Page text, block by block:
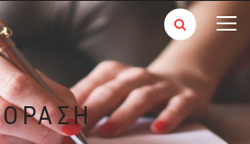
ΌΡΑΣΗ